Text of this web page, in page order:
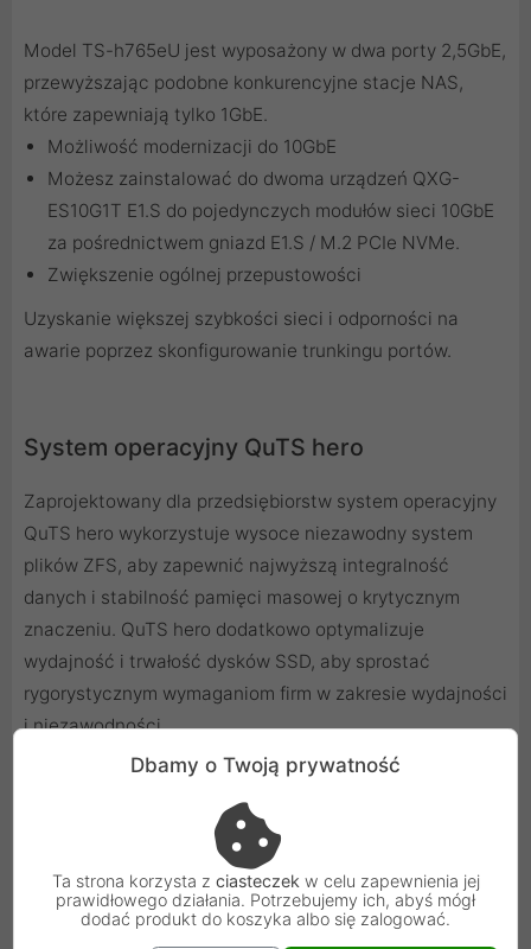
Model TS-h765eU jest wyposażony w dwa porty 2,5GbE,
przewyższając podobne konkurencyjne stacje NAS,
które zapewniają tylko 1GbE.
Możliwość modernizacji do 10GbE
Możesz zainstalować do dwoma urządzeń QXG-
ES10G1T E1.S do pojedynczych modułów sieci 10GbE
za pośrednictwem gniazd E1.S / M.2 PCIe NVMe.
Zwiększenie ogólnej przepustowości
Uzyskanie większej szybkości sieci i odporności na
awarie poprzez skonfigurowanie trunkingu portów.
System operacyjny QuTS hero
Zaprojektowany dla przedsiębiorstw system operacyjny
QuTS hero wykorzystuje wysoce niezawodny system
plików ZFS, aby zapewnić najwyższą integralność
danych i stabilność pamięci masowej o krytycznym
znaczeniu. QuTS hero dodatkowo optymalizuje
wydajność i trwałość dysków SSD, aby sprostać
rygorystycznym wymaganiom firm w zakresie wydajności
i niezawodności.
Wielofunkcyjne rozwiązanie do tworzenia
kopii zapasowych
Urządzenie TS-h765eU obsługuje różne aplikacje, które
uwzględniają wszystkie potrzeby w zakresie tworzenia
Dbamy o Twoją prywatność
Ta strona korzysta z ciasteczek w celu zapewnienia jej
prawidłowego działania. Potrzebujemy ich, abyś mógł
dodać produkt do koszyka albo się zalogować.